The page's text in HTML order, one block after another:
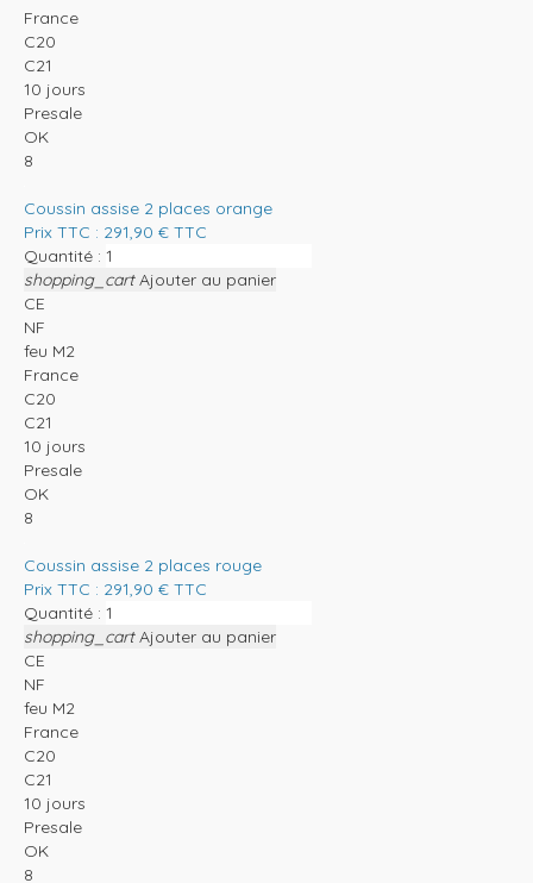
France
C20
C21
10 jours
Presale
OK
8
Coussin assise 2 places orange
Prix TTC : 291,90 € TTC
Quantité :
shopping_cart Ajouter au panier
CE
NF
feu M2
France
C20
C21
10 jours
Presale
OK
8
Coussin assise 2 places rouge
Prix TTC : 291,90 € TTC
Quantité :
shopping_cart Ajouter au panier
CE
NF
feu M2
France
C20
C21
10 jours
Presale
OK
8